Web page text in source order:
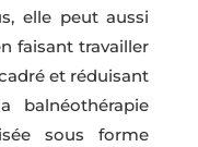
elle peut aussi
faisant travailler
et réduisant
balnéothérapie
sous forme